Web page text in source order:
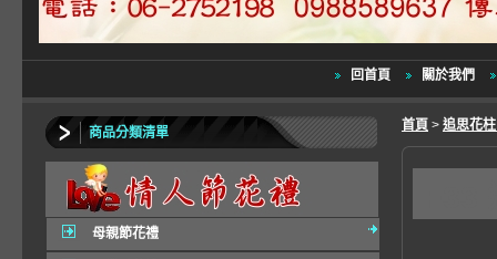
回首頁 關於我們
商品分類清單
母親節花禮
首頁 > 追思花